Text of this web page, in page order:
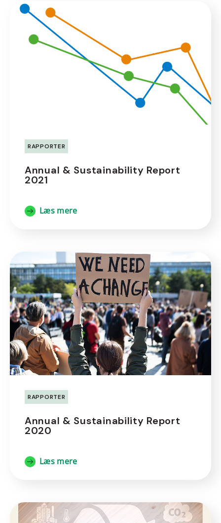
RAPPORTER
Annual & Sustainability Report
2021
Læs mere
RAPPORTER
Annual & Sustainability Report
2020
Læs mere